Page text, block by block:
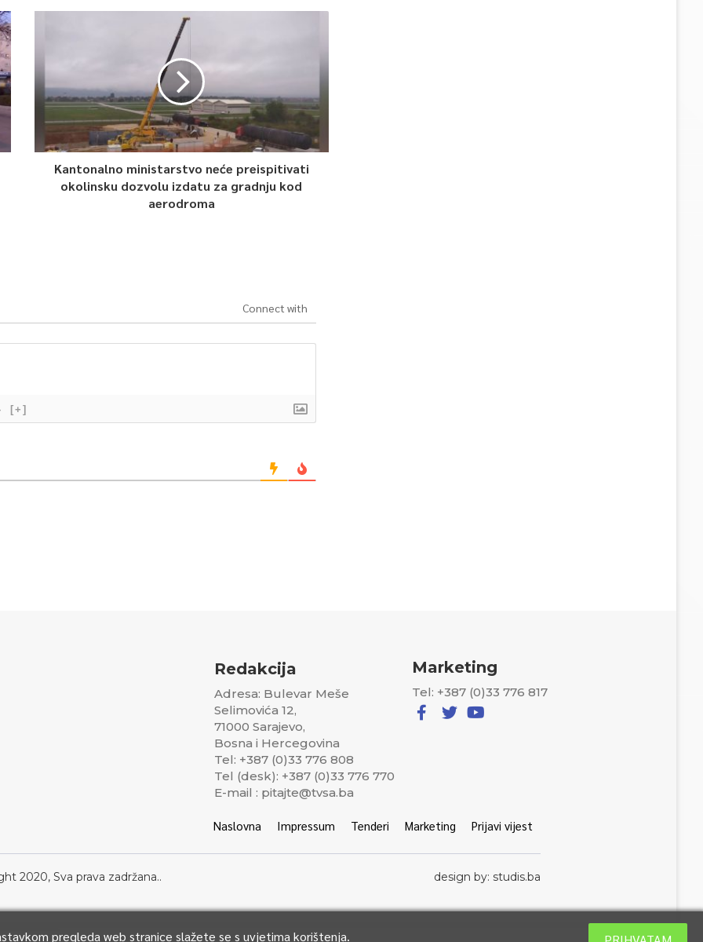
Kantonalno ministarstvo neće preispitivati
okolinsku dozvolu izdatu za gradnju kod
aerodroma
Connect with
[+]
Redakcija
Adresa: Bulevar Meše
Selimovića 12,
71000 Sarajevo,
Bosna i Hercegovina
Tel: +387 (0)33 776 808
Tel (desk): +387 (0)33 776 770
E-mail : pitajte@tvsa.ba
Marketing
Tel: +387 (0)33 776 817
Naslovna Impressum Tenderi Marketing Prijavi vijest
2020, Sva prava zadržana.. design by: studis.ba
pregleda web stranice slažete se s uvjetima korištenja.